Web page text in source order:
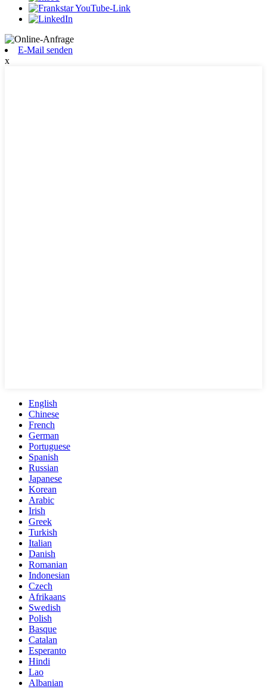
E-Mail senden
x
English
Chinese
French
German
Portuguese
Spanish
Russian
Japanese
Korean
Arabic
Irish
Greek
Turkish
Italian
Danish
Romanian
Indonesian
Czech
Afrikaans
Swedish
Polish
Basque
Catalan
Esperanto
Hindi
Lao
Albanian